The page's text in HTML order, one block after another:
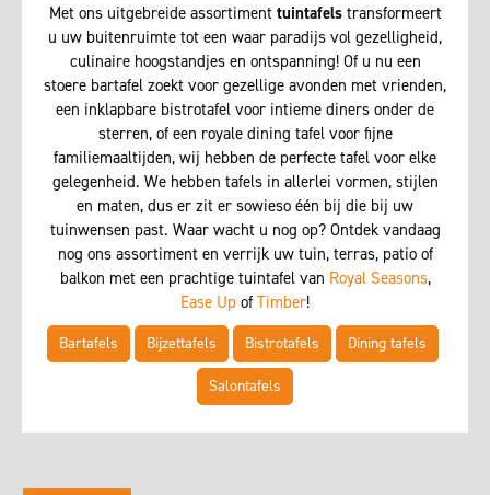
Met ons uitgebreide assortiment tuintafelstransformeert
u uw buitenruimte tot een waar paradijs vol gezelligheid,
culinaire hoogstandjes en ontspanning! Of u nu een
stoere bartafel zoekt voor gezellige avonden met vrienden,
een inklapbare bistrotafel voor intieme diners onder de
sterren, of een royale dining tafel voor fijne
familiemaaltijden, wij hebben de perfecte tafel voor elke
gelegenheid. We hebben tafels in allerlei vormen, stijlen
en maten, dus er zit er sowieso één bij die bij uw
tuinwensen past. Waar wacht u nog op? Ontdek vandaag
nog ons assortiment en verrijk uw tuin, terras, patio of
balkon met een prachtige tuintafel van Royal Seasons,
Ease Up of Timber!
Bartafels Bijzettafels Bistrotafels Dining tafels
Salontafels